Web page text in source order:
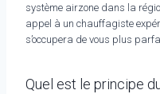
système airzone dans la
appel à un chauffagiste
s’occupera de vous plus
Quel est le principe